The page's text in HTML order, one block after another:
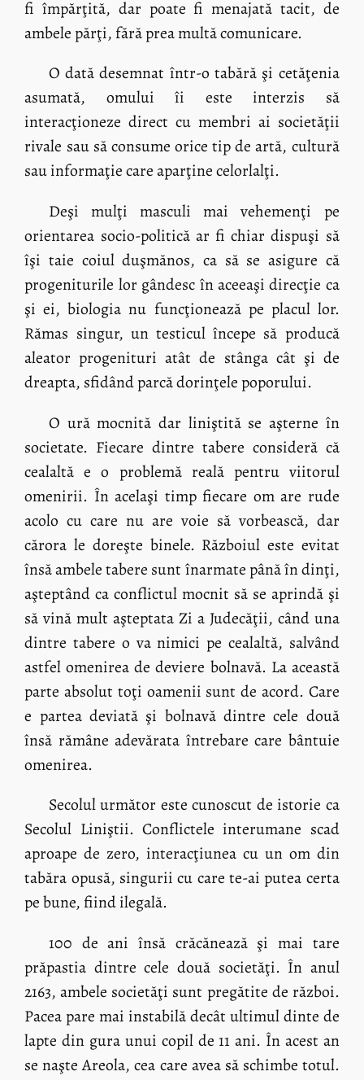
fi împărţită, dar poate fi menajată tacit, de
ambele părţi, fără prea multă comunicare.
O dată desemnat într-o tabără şi cetăţenia
asumată, omului îi este interzis să
interacţioneze direct cu membri ai societăţii
rivale sau să consume orice tip de artă, cultură
sau informaţie care aparţine celorlalţi.
Deşi mulţi masculi mai vehemenţi pe
orientarea socio-politică ar fi chiar dispuşi să
îşi taie coiul duşmănos, ca să se asigure că
progeniturile lor gândesc în aceeaşi direcţie ca
şi ei, biologia nu funcţionează pe placul lor.
Rămas singur, un testicul începe să producă
aleator progenituri atât de stânga cât şi de
dreapta, sfidând parcă dorinţele poporului.
O ură mocnită dar liniştită se aşterne în
societate. Fiecare dintre tabere consideră că
cealaltă e o problemă reală pentru viitorul
omenirii. În acelaşi timp fiecare om are rude
acolo cu care nu are voie să vorbească, dar
cărora le doreşte binele. Războiul este evitat
însă ambele tabere sunt înarmate până în dinţi,
aşteptând ca conflictul mocnit să se aprindă şi
să vină mult aşteptata Zi a Judecăţii, când una
dintre tabere o va nimici pe cealaltă, salvând
astfel omenirea de deviere bolnavă. La această
parte absolut toţi oamenii sunt de acord. Care
e partea deviată şi bolnavă dintre cele două
însă rămâne adevărata întrebare care bântuie
omenirea.
Secolul următor este cunoscut de istorie ca
Secolul Liniştii. Conflictele interumane scad
aproape de zero, interacţiunea cu un om din
tabăra opusă, singurii cu care te-ai putea certa
pe bune, fiind ilegală.
100 de ani însă crăcănează şi mai tare
prăpastia dintre cele două societăţi. În anul
2163, ambele societăţi sunt pregătite de război.
Pacea pare mai instabilă decât ultimul dinte de
lapte din gura unui copil de 11 ani. În acest an
se naşte Areola, cea care avea să schimbe totul.